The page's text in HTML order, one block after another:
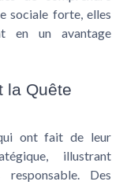
sociale forte, elles
en un avantage
la Quête
ont fait de leur
illustrant
Des